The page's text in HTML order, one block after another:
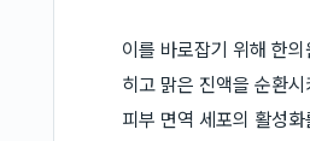
이를 바로잡기 위해 한
히고 맑은 진액을 순환
피부 면역 세포의 활성